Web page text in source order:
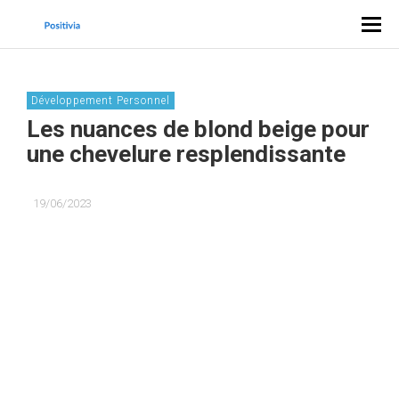
Développement Personnel
Les nuances de blond beige pour
une chevelure resplendissante
19/06/2023